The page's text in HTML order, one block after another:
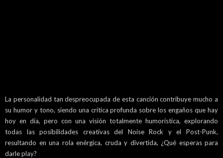
La personalidad tan despreocupada de esta canción contribuye mucho a
su humor y tono, siendo una crítica profunda sobre los engaños que hay
hoy en día, pero con una visión totalmente humorística, explorando
todas las posibilidades creativas del Noise Rock y el Post-Punk,
resultando en una rola enérgica, cruda y divertida, ¿Qué esperas para
darle play?